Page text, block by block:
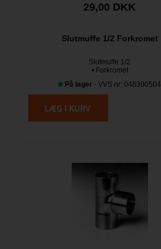
29,00 DKK
Slutmuffe 1/2 Forkromet
Slutmuffe 1/2
• Forkromet
På lager - VVS nr: 048300504